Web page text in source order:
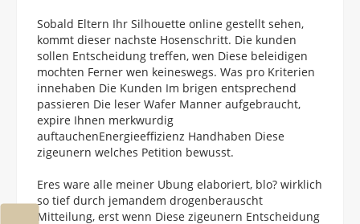
Sobald Eltern Ihr Silhouette online gestellt sehen,
kommt dieser nachste Hosenschritt. Die kunden
sollen Entscheidung treffen, wen Diese beleidigen
mochten Ferner wen keineswegs. Was pro Kriterien
innehaben Die Kunden Im brigen entsprechend
passieren Die leser Wafer Manner aufgebraucht,
expire Ihnen merkwurdig
auftauchenEnergieeffizienz Handhaben Diese
zigeunern welches Petition bewusst.
Eres ware alle meiner Ubung elaboriert, blo? wirklich
so tief durch jemandem drogenberauscht
Mitteilung, erst wenn Diese zigeunern Entscheidung